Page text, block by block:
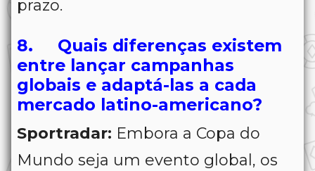
prazo.
8. Quais diferenças existem
entre lançar campanhas
globais e adaptá-las a cada
mercado latino-americano?
Sportradar: Embora a Copa do
Mundo seja um evento global, os